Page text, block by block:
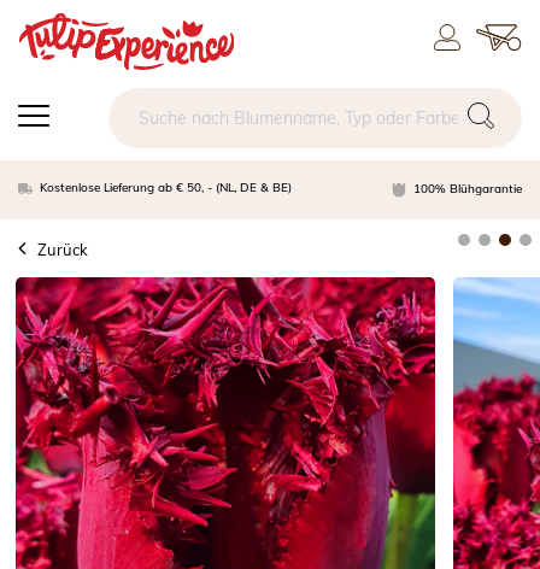
Kostenlose Lieferung ab € 50, - (NL, DE & BE) 100% Blühgarantie
Zurück